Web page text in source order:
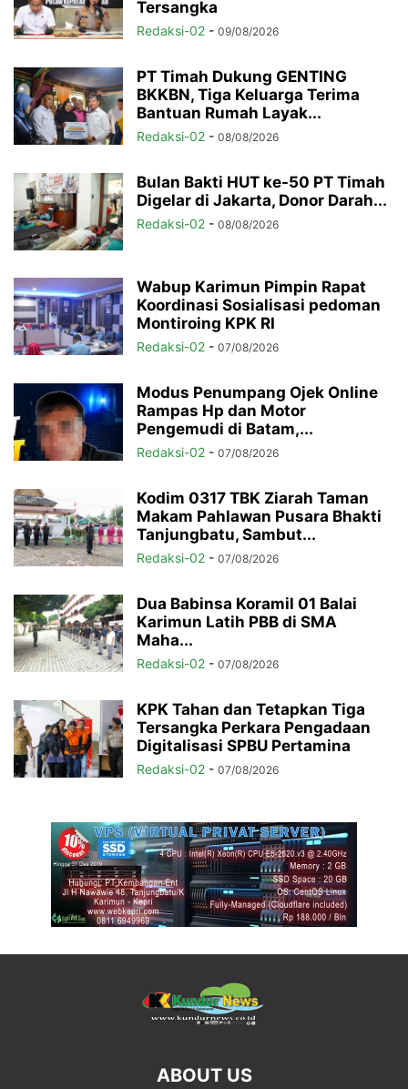
Tersangka
Redaksi-02 - 09/08/2026
PT Timah Dukung GENTING
BKKBN, Tiga Keluarga Terima
Bantuan Rumah Layak...
Redaksi-02 - 08/08/2026
Bulan Bakti HUT ke-50 PT Timah
Digelar di Jakarta, Donor Darah...
Redaksi-02 - 08/08/2026
Wabup Karimun Pimpin Rapat
Koordinasi Sosialisasi pedoman
Montiroing KPK RI
Redaksi-02 - 07/08/2026
Modus Penumpang Ojek Online
Rampas Hp dan Motor
Pengemudi di Batam,...
Redaksi-02 - 07/08/2026
Kodim 0317 TBK Ziarah Taman
Makam Pahlawan Pusara Bhakti
Tanjungbatu, Sambut...
Redaksi-02 - 07/08/2026
Dua Babinsa Koramil 01 Balai
Karimun Latih PBB di SMA
Maha...
Redaksi-02 - 07/08/2026
KPK Tahan dan Tetapkan Tiga
Tersangka Perkara Pengadaan
Digitalisasi SPBU Pertamina
Redaksi-02 - 07/08/2026
ABOUT US